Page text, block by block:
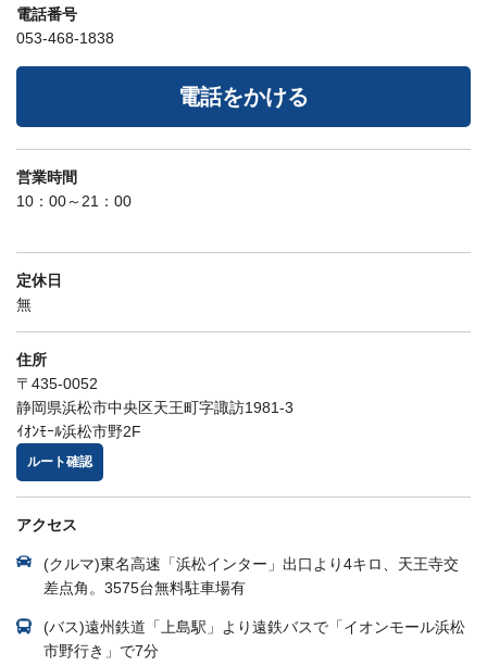
電話番号
053-468-1838
電話をかける
営業時間
10：00～21：00
定休日
無
住所
〒435-0052
静岡県浜松市中央区天王町字諏訪1981-3
ｲｵﾝﾓｰﾙ浜松市野2F
ルート確認
アクセス
(クルマ)東名高速「浜松インター」出口より4キロ、天王寺交
差点角。3575台無料駐車場有
(バス)遠州鉄道「上島駅」より遠鉄バスで「イオンモール浜松
市野行き」で7分